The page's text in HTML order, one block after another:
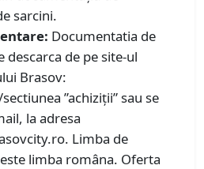
sarcini.
Documentatia de
descarca de pe site-ul
Brasov:
”achiziții” sau se
la adresa
Limba de
limba româna. Oferta